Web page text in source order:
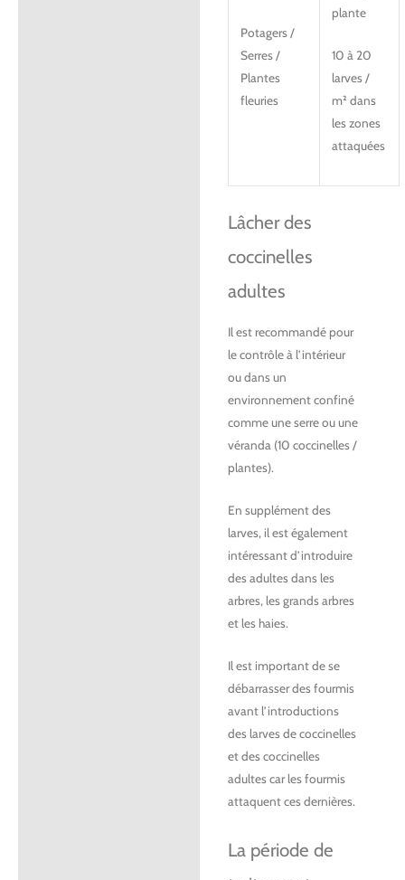
Potagers /
Serres /
Plantes
fleuries
plante
10 à 20
larves /
m² dans
les zones
attaquées
Lâcher des
coccinelles
adultes
Il est recommandé pour
le contrôle à l’intérieur
ou dans un
environnement confiné
comme une serre ou une
véranda (10 coccinelles /
plantes).
En supplément des
larves, il est également
intéressant d’introduire
des adultes dans les
arbres, les grands arbres
et les haies.
Il est important de se
débarrasser des fourmis
avant l’introductions
des larves de coccinelles
et des coccinelles
adultes car les fourmis
attaquent ces dernières.
La période de